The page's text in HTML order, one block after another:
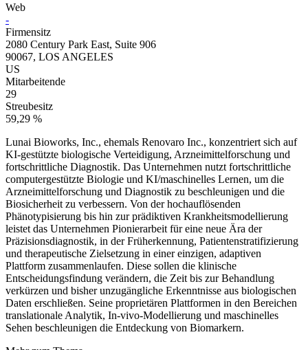
Web
-
Firmensitz
2080 Century Park East, Suite 906
90067, LOS ANGELES
US
Mitarbeitende
29
Streubesitz
59,29 %
Lunai Bioworks, Inc., ehemals Renovaro Inc., konzentriert sich auf
KI-gestützte biologische Verteidigung, Arzneimittelforschung und
fortschrittliche Diagnostik. Das Unternehmen nutzt fortschrittliche
computergestützte Biologie und KI/maschinelles Lernen, um die
Arzneimittelforschung und Diagnostik zu beschleunigen und die
Biosicherheit zu verbessern. Von der hochauflösenden
Phänotypisierung bis hin zur prädiktiven Krankheitsmodellierung
leistet das Unternehmen Pionierarbeit für eine neue Ära der
Präzisionsdiagnostik, in der Früherkennung, Patientenstratifizierung
und therapeutische Zielsetzung in einer einzigen, adaptiven
Plattform zusammenlaufen. Diese sollen die klinische
Entscheidungsfindung verändern, die Zeit bis zur Behandlung
verkürzen und bisher unzugängliche Erkenntnisse aus biologischen
Daten erschließen. Seine proprietären Plattformen in den Bereichen
translationale Analytik, In-vivo-Modellierung und maschinelles
Sehen beschleunigen die Entdeckung von Biomarkern.